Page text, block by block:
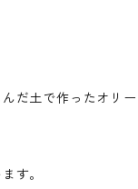
土で作ったオリー
す。